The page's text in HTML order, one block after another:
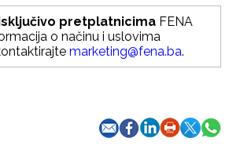
pretplatnicima FENA
o načinu i uslovima
marketing@fena.ba.